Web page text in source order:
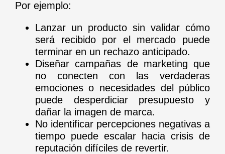
Por ejemplo:
Lanzar un producto sin validar cómo
será recibido por el mercado puede
terminar en un rechazo anticipado.
Diseñar campañas de marketing que
no conecten con las verdaderas
emociones o necesidades del público
puede desperdiciar presupuesto y
dañar la imagen de marca.
No identificar percepciones negativas a
tiempo puede escalar hacia crisis de
reputación difíciles de revertir.